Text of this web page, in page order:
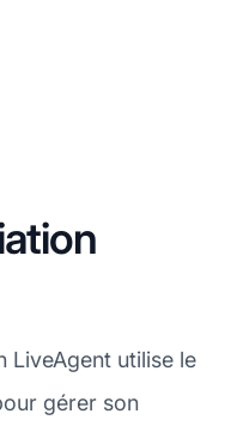
LiveAgent utilise le
gérer son